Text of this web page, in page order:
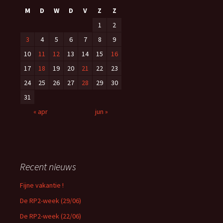
M
D W D V Z
Z
1
2
3
4 5 6 7 8
9
10
11 12 13 14 15
16
17
18 19 20 21 22
23
24
25 26 27 28 29
30
31
« apr
jun »
Recent nieuws
Fijne vakantie !
De RP2-week (29/06)
De RP2-week (22/06)